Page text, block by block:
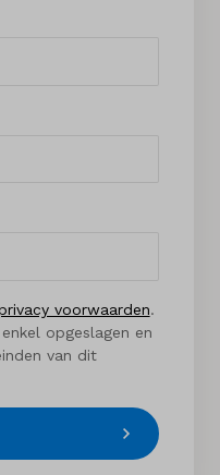
voorwaarden.
opgeslagen en
van dit